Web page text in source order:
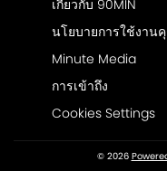
เกี่ยวกับ 90MIN
นโยบายการใช้งาน
Minute Media
การเข้าถึง
Cookies Settings
© 2026